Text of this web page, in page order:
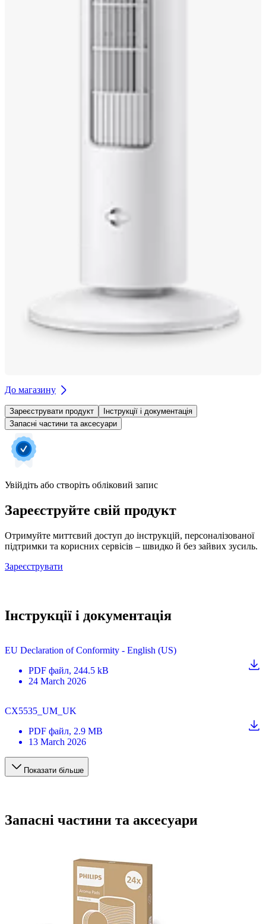
До магазину
Зареєструвати продукт
Інструкції і документація
Запасні частини та аксесуари
Увійдіть або створіть обліковий запис
Зареєструйте свій продукт
Отримуйте миттєвий доступ до інструкцій, персоналізованої
підтримки та корисних сервісів – швидко й без зайвих зусиль.
Зареєструвати
Інструкції і документація
EU Declaration of Conformity - English (US)
PDF файл, 244.5 kB
24 March 2026
CX5535_UM_UK
PDF файл, 2.9 MB
13 March 2026
Показати більше
Запасні частини та аксесуари